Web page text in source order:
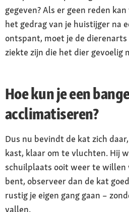
gegeven? Als er geen reden
het gedrag van je huistijger na
ontspant, moet je de dierenarts
ziekte zijn die het dier gevoelig
Hoe kun je een
acclimatiseren?
Dus nu bevindt de kat zich
kast, klaar om te vluchten. Hij
schuilplaats ooit weer te willen
bent, observeer dan de kat
rustig je eigen gang gaan –
vallen.